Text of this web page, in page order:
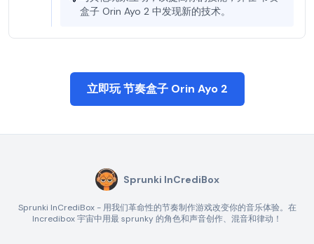
盒子 Orin Ayo 2 中发现新的技术。
立即玩 节奏盒子 Orin Ayo 2
Sprunki InCrediBox
Sprunki InCrediBox - 用我们革命性的节奏制作游戏改变你的音乐体验。在
Incredibox 宇宙中用最 sprunky 的角色和声音创作、混音和律动！